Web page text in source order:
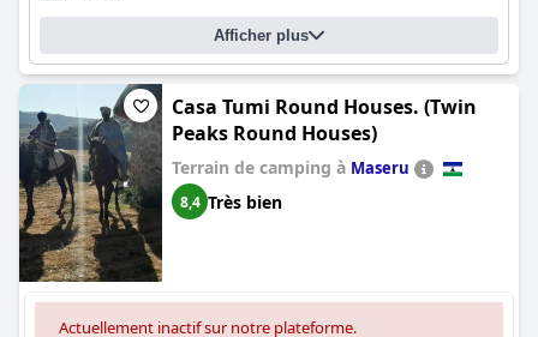
Afficher plus
Casa Tumi Round Houses. (Twin
Peaks Round Houses)
Terrain de camping à Maseru
8,4 Très bien
Actuellement inactif sur notre plateforme.